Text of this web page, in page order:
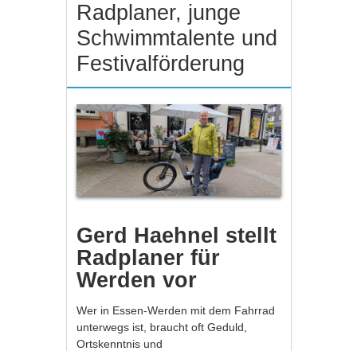
Radplaner, junge
Schwimmtalente und
Festivalförderung
Gerd Haehnel stellt
Radplaner für
Werden vor
Wer in Essen-Werden mit dem Fahrrad
unterwegs ist, braucht oft Geduld,
Ortskenntnis und